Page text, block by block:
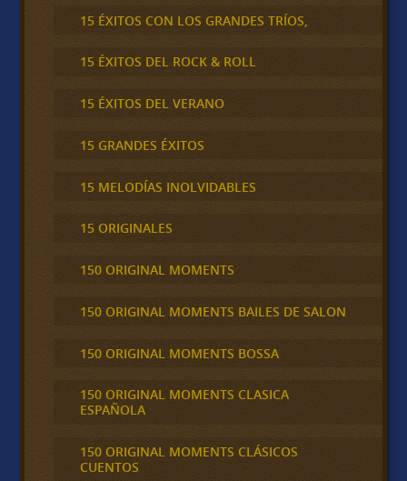
15 ÉXITOS CON LOS GRANDES TRÍOS,
15 ÉXITOS DEL ROCK & ROLL
15 ÉXITOS DEL VERANO
15 GRANDES ÉXITOS
15 MELODÍAS INOLVIDABLES
15 ORIGINALES
150 ORIGINAL MOMENTS
150 ORIGINAL MOMENTS BAILES DE SALON
150 ORIGINAL MOMENTS BOSSA
150 ORIGINAL MOMENTS CLASICA
ESPAÑOLA
150 ORIGINAL MOMENTS CLÁSICOS
CUENTOS